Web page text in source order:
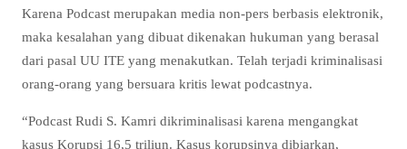
Karena Podcast merupakan media non-pers berbasis elektronik,
maka kesalahan yang dibuat dikenakan hukuman yang berasal
dari pasal UU ITE yang menakutkan. Telah terjadi kriminalisasi
orang-orang yang bersuara kritis lewat podcastnya.
“Podcast Rudi S. Kamri dikriminalisasi karena mengangkat
kasus Korupsi 16,5 triliun. Kasus korupsinya dibiarkan,